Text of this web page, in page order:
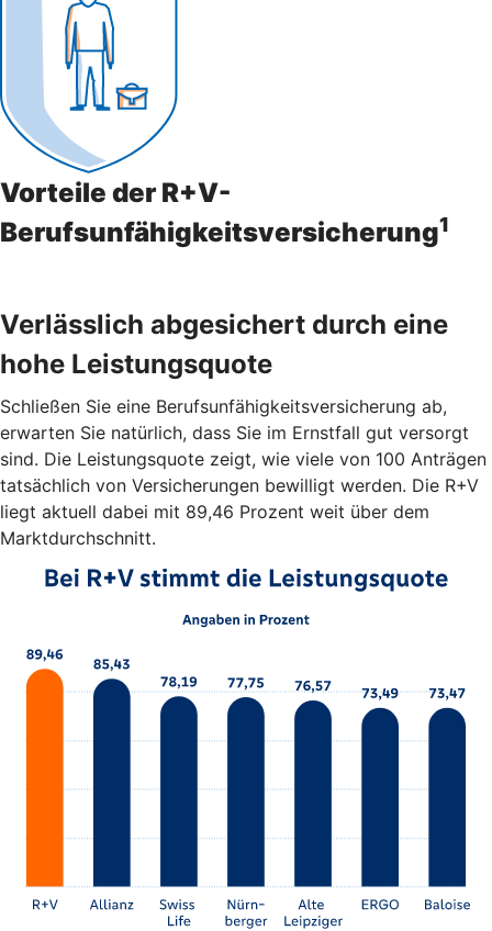
Vorteile der R+V-
Berufsunfähigkeitsversicherung1
Verlässlich abgesichert durch eine
hohe Leistungsquote
Schließen Sie eine Berufsunfähigkeitsversicherung ab,
erwarten Sie natürlich, dass Sie im Ernstfall gut versorgt
sind. Die Leistungsquote zeigt, wie viele von 100 Anträgen
tatsächlich von Versicherungen bewilligt werden. Die R+V
liegt aktuell dabei mit 89,46 Prozent weit über dem
Marktdurchschnitt.